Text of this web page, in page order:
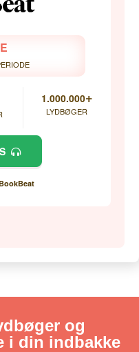
1.000.000+
LYDBØGER
og
i din indbakke